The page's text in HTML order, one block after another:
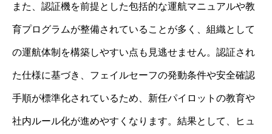
また、認証機を前提とした包括的な運航マニュアルや教
育プログラムが整備されていることが多く、組織として
の運航体制を構築しやすい点も見逃せません。認証され
た仕様に基づき、フェイルセーフの発動条件や安全確認
手順が標準化されているため、新任パイロットの教育や
社内ルール化が進めやすくなります。結果として、ヒュ